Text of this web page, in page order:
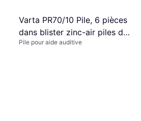
Varta PR70/10 Pile, 6 pièces
dans blister zinc-air piles de
l'appareil auditif, 1,45 v
Pile pour aide auditive